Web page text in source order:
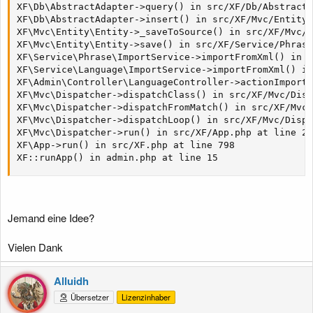
XF\Db\AbstractAdapter->query() in src/XF/Db/
XF\Db\AbstractAdapter->insert() in src/XF/Mvc/
XF\Mvc\Entity\Entity->_saveToSource() in src/XF/
XF\Mvc\Entity\Entity->save() in src/XF/Service/
XF\Service\Phrase\ImportService->importFromXml()
XF\Service\Language\ImportService-
XF\Admin\Controller\LanguageController-
XF\Mvc\Dispatcher->dispatchClass() in src/XF/Mvc/
XF\Mvc\Dispatcher->dispatchFromMatch() in src/XF/
XF\Mvc\Dispatcher->dispatchLoop() in src/XF/Mvc/
XF\Mvc\Dispatcher->run() in src/XF/App.php at line
XF\App->run() in src/XF.php at line 798
XF::runApp() in admin.php at line 15
Jemand eine Idee?
Vielen Dank
Alluidh
Übersetzer Lizenzinhaber